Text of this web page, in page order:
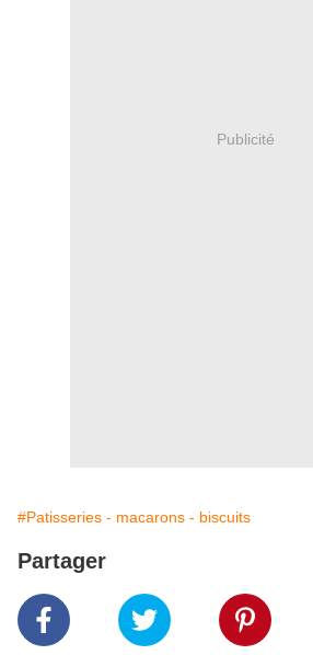
Publicité
#Patisseries - macarons - biscuits
Partager